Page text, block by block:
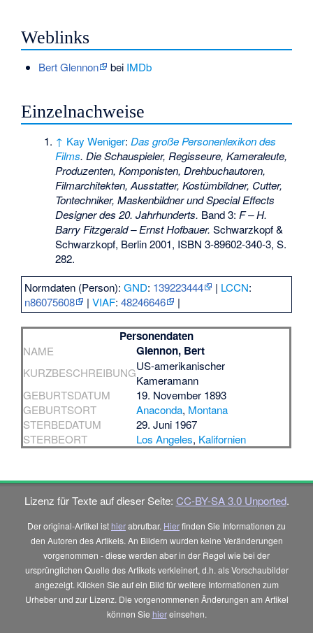
Weblinks
Bert Glennon bei IMDb
Einzelnachweise
↑ Kay Weniger:Das große Personenlexikon des
Films. Die Schauspieler, Regisseure, Kameraleute,
Produzenten, Komponisten, Drehbuchautoren,
Filmarchitekten, Ausstatter, Kostümbildner, Cutter,
Tontechniker, Maskenbildner und Special Effects
Designer des 20. Jahrhunderts. Band 3:F – H.
Barry Fitzgerald – Ernst Hofbauer. Schwarzkopf &
Schwarzkopf, Berlin 2001, ISBN 3-89602-340-3, S.
282.
Normdaten (Person):GND: 139223444 | LCCN:
n86075608
|VIAF:48246646 |
Personendaten
NAME Glennon, Bert
KURZBESCHREIBUNGUS-amerikanischer
Kameramann
GEBURTSDATUM
19. November 1893
GEBURTSORT
Anaconda, Montana
STERBEDATUM
29. Juni 1967
STERBEORT
Los Angeles, Kalifornien
Lizenz für Texte auf dieser Seite: CC-BY-SA 3.0 Unported.
Der original-Artikel ist hierabrufbar. Hierfinden Sie Informationen zu
den Autoren des Artikels. An Bildern wurden keine Veränderungen
vorgenommen - diese werden aber in der Regel wie bei der
ursprünglichen Quelle des Artikels verkleinert, d.h. als Vorschaubilder
angezeigt. Klicken Sie auf ein Bild für weitere Informationen zum
Urheber und zur Lizenz. Die vorgenommenen Änderungen am Artikel
können Sie hiereinsehen.